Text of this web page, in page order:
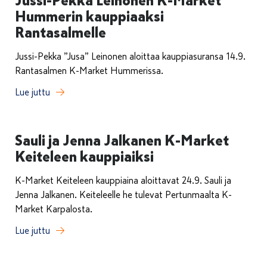
Hummerin kauppiaaksi
Rantasalmelle
Jussi-Pekka ”Jusa” Leinonen aloittaa kauppiasuransa 14.9.
Rantasalmen K-Market Hummerissa.
Lue juttu
Sauli ja Jenna Jalkanen K-Market
Keiteleen kauppiaiksi
K-Market Keiteleen kauppiaina aloittavat 24.9. Sauli ja
Jenna Jalkanen. Keiteleelle he tulevat Pertunmaalta K-
Market Karpalosta.
Lue juttu